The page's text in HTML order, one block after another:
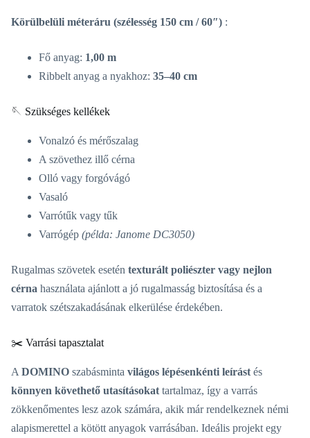
Körülbelüli méteráru (szélesség 150 cm / 60″) :
Fő anyag: 1,00 m
Ribbelt anyag a nyakhoz: 35–40 cm
🪡 Szükséges kellékek
Vonalzó és mérőszalag
A szövethez illő cérna
Olló vagy forgóvágó
Vasaló
Varrótűk vagy tűk
Varrógép (példa: Janome DC3050)
Rugalmas szövetek esetén texturált poliészter vagy nejlon
cérna használata ajánlott a jó rugalmasság biztosítása és a
varratok szétszakadásának elkerülése érdekében.
✂️ Varrási tapasztalat
A DOMINO szabásminta világos lépésenkénti leírást és
könnyen követhető utasításokat tartalmaz, így a varrás
zökkenőmentes lesz azok számára, akik már rendelkeznek némi
alapismerettel a kötött anyagok varrásában. Ideális projekt egy